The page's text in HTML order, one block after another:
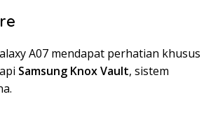
A07 mendapat perhatian khusus
Samsung Knox Vault, sistem